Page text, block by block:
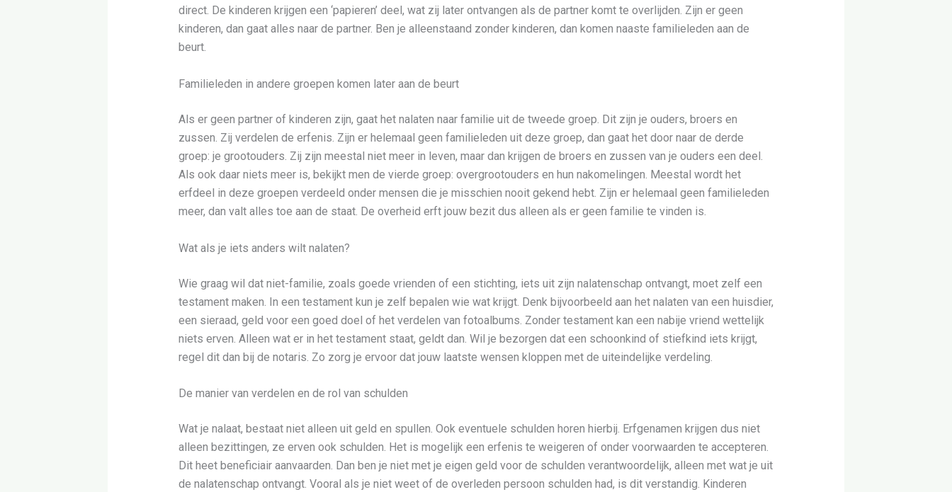
direct. De kinderen krijgen een ‘papieren’ deel, wat zij later ontvangen als de partner komt te overlijden. Zijn er geen
kinderen, dan gaat alles naar de partner. Ben je alleenstaand zonder kinderen, dan komen naaste familieleden aan de
beurt.
Familieleden in andere groepen komen later aan de beurt
Als er geen partner of kinderen zijn, gaat het nalaten naar familie uit de tweede groep. Dit zijn je ouders, broers en
zussen. Zij verdelen de erfenis. Zijn er helemaal geen familieleden uit deze groep, dan gaat het door naar de derde
groep: je grootouders. Zij zijn meestal niet meer in leven, maar dan krijgen de broers en zussen van je ouders een deel.
Als ook daar niets meer is, bekijkt men de vierde groep: overgrootouders en hun nakomelingen. Meestal wordt het
erfdeel in deze groepen verdeeld onder mensen die je misschien nooit gekend hebt. Zijn er helemaal geen familieleden
meer, dan valt alles toe aan de staat. De overheid erft jouw bezit dus alleen als er geen familie te vinden is.
Wat als je iets anders wilt nalaten?
Wie graag wil dat niet-familie, zoals goede vrienden of een stichting, iets uit zijn nalatenschap ontvangt, moet zelf een
testament maken. In een testament kun je zelf bepalen wie wat krijgt. Denk bijvoorbeeld aan het nalaten van een huisdier,
een sieraad, geld voor een goed doel of het verdelen van fotoalbums. Zonder testament kan een nabije vriend wettelijk
niets erven. Alleen wat er in het testament staat, geldt dan. Wil je bezorgen dat een schoonkind of stiefkind iets krijgt,
regel dit dan bij de notaris. Zo zorg je ervoor dat jouw laatste wensen kloppen met de uiteindelijke verdeling.
De manier van verdelen en de rol van schulden
Wat je nalaat, bestaat niet alleen uit geld en spullen. Ook eventuele schulden horen hierbij. Erfgenamen krijgen dus niet
alleen bezittingen, ze erven ook schulden. Het is mogelijk een erfenis te weigeren of onder voorwaarden te accepteren.
Dit heet beneficiair aanvaarden. Dan ben je niet met je eigen geld voor de schulden verantwoordelijk, alleen met wat je uit
de nalatenschap ontvangt. Vooral als je niet weet of de overleden persoon schulden had, is dit verstandig. Kinderen